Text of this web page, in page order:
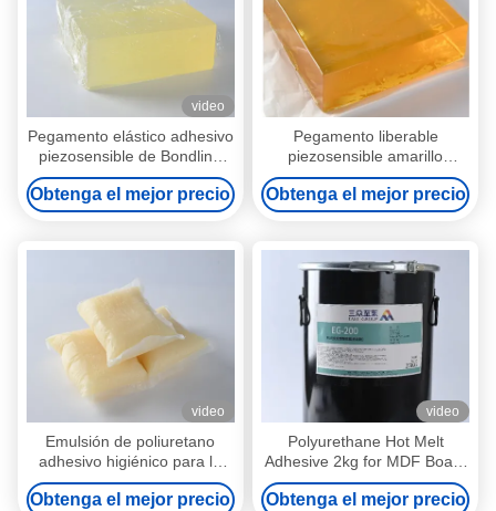
video
Pegamento elástico adhesivo
piezosensible de Bondline
del poliuretano de 100
sólidos para la cinta
Obtenga el mejor precio
Pegamento liberable
piezosensible amarillo
adhesivo piezosensible del
poliuretano
Obtenga el mejor precio
video
Emulsión de poliuretano
adhesivo higiénico para la
composición del elastómero
de poliuretano
Obtenga el mejor precio
video
Polyurethane Hot Melt
Adhesive 2kg for MDF Board
Lamination
Obtenga el mejor precio